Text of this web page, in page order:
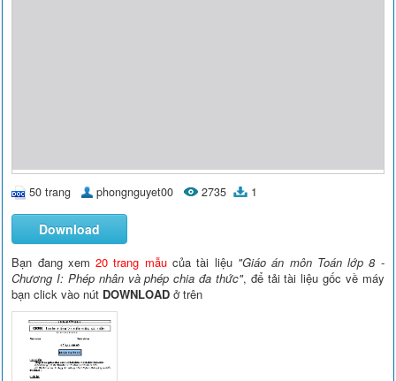
50 trang phongnguyet00 2735 1
Download
Bạn đang xem20 trang mẫucủa tài liệu "Giáo án môn Toán lớp 8 -
Chương I: Phép nhân và phép chia đa thức", để tải tài liệu gốc về máy
bạn click vào nút DOWNLOAD ở trên